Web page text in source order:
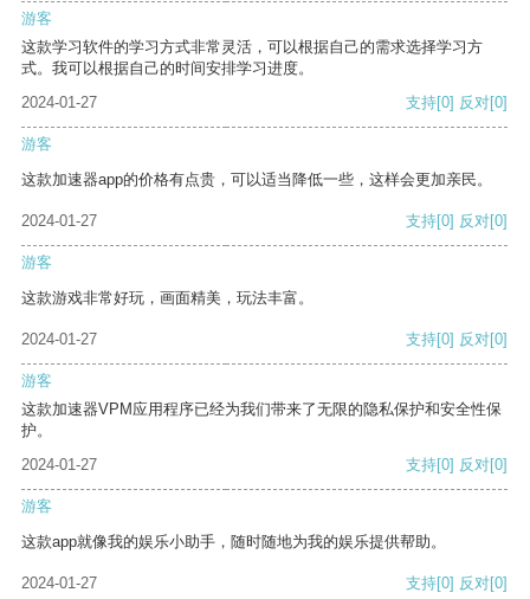
游客
这款学习软件的学习方式非常灵活，可以根据自己的需求选择学习方
式。我可以根据自己的时间安排学习进度。
2024-01-27
支持[0] 反对[0]
游客
这款加速器app的价格有点贵，可以适当降低一些，这样会更加亲民。
2024-01-27 支持[0] 反对[0]
游客
这款游戏非常好玩，画面精美，玩法丰富。
2024-01-27 支持[0] 反对[0]
游客
这款加速器VPM应用程序已经为我们带来了无限的隐私保护和安全性保
护。
2024-01-27
支持[0] 反对[0]
游客
这款app就像我的娱乐小助手，随时随地为我的娱乐提供帮助。
2024-01-27 支持[0] 反对[0]